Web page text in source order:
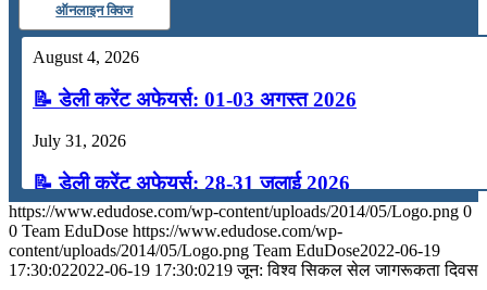
ऑनलाइन क्विज
August 4, 2026
📝 डेली करेंट अफेयर्स: 01-03 अगस्त 2026
July 31, 2026
📝 डेली करेंट अफेयर्स: 28-31 जुलाई 2026
July 28, 2026
📝 डेली करेंट अफेयर्स: 25-27 जुलाई 2026
https://www.edudose.com/wp-content/uploads/2014/05/Logo.png 0
0 Team EduDose https://www.edudose.com/wp-
content/uploads/2014/05/Logo.png Team EduDose2022-06-19
17:30:022022-06-19 17:30:0219 जून: विश्व सिकल सेल जागरूकता दिवस